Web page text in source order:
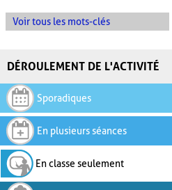
Voir tous les mots-clés
DÉROULEMENT DE L'ACTIVITÉ
Sporadiques
En plusieurs séances
En classe seulement